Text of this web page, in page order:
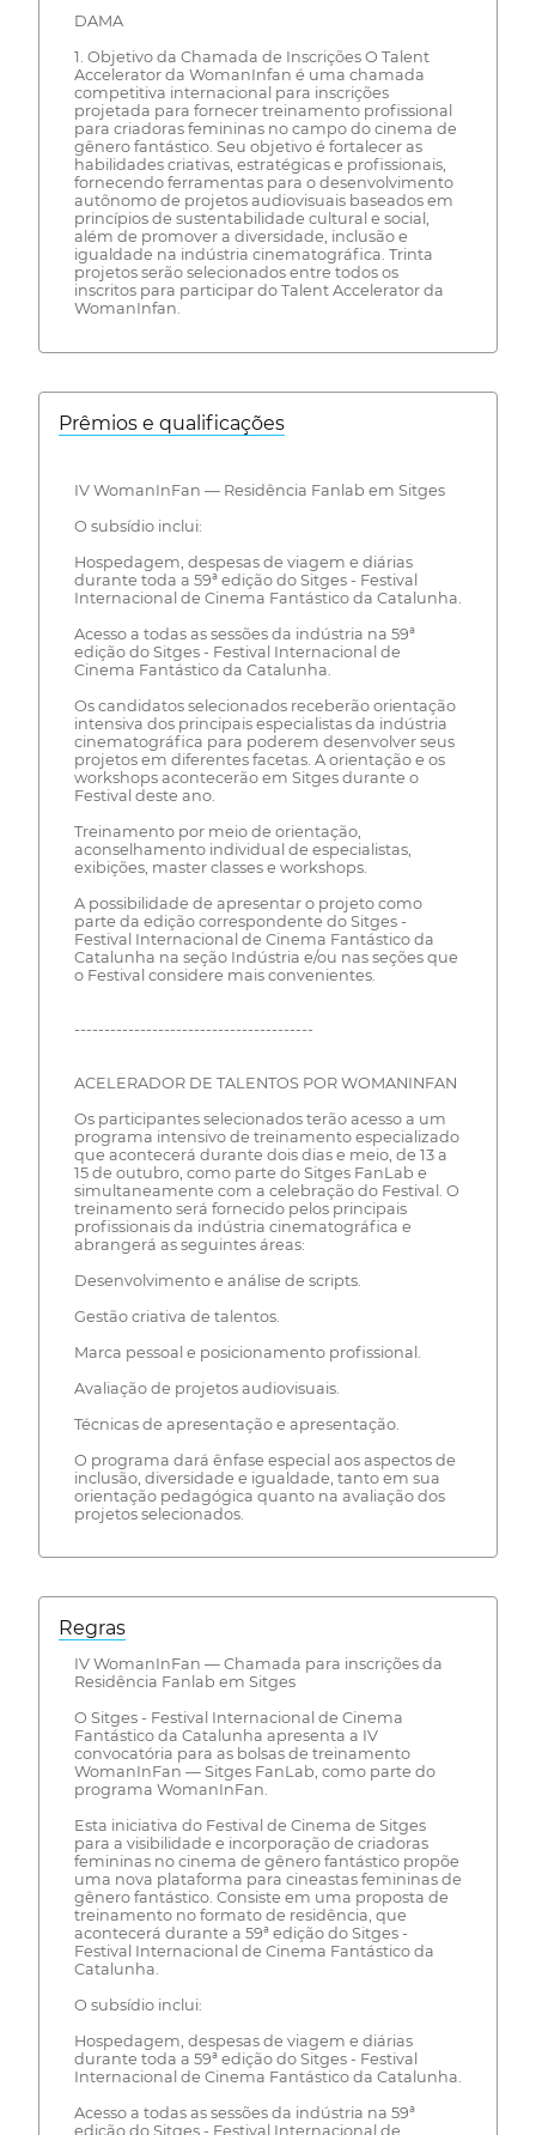
DAMA
1. Objetivo da Chamada de Inscrições O Talent
Accelerator da WomanInfan é uma chamada
competitiva internacional para inscrições
projetada para fornecer treinamento profissional
para criadoras femininas no campo do cinema de
gênero fantástico. Seu objetivo é fortalecer as
habilidades criativas, estratégicas e profissionais,
fornecendo ferramentas para o desenvolvimento
autônomo de projetos audiovisuais baseados em
princípios de sustentabilidade cultural e social,
além de promover a diversidade, inclusão e
igualdade na indústria cinematográfica. Trinta
projetos serão selecionados entre todos os
inscritos para participar do Talent Accelerator da
WomanInfan.
Prêmios e qualificações
IV WomanInFan — Residência Fanlab em Sitges
O subsídio inclui:
Hospedagem, despesas de viagem e diárias
durante toda a 59ª edição do Sitges - Festival
Internacional de Cinema Fantástico da Catalunha.
Acesso a todas as sessões da indústria na 59ª
edição do Sitges - Festival Internacional de
Cinema Fantástico da Catalunha.
Os candidatos selecionados receberão orientação
intensiva dos principais especialistas da indústria
cinematográfica para poderem desenvolver seus
projetos em diferentes facetas. A orientação e os
workshops acontecerão em Sitges durante o
Festival deste ano.
Treinamento por meio de orientação,
aconselhamento individual de especialistas,
exibições, master classes e workshops.
A possibilidade de apresentar o projeto como
parte da edição correspondente do Sitges -
Festival Internacional de Cinema Fantástico da
Catalunha na seção Indústria e/ou nas seções que
o Festival considere mais convenientes.
----------------------------------------
ACELERADOR DE TALENTOS POR WOMANINFAN
Os participantes selecionados terão acesso a um
programa intensivo de treinamento especializado
que acontecerá durante dois dias e meio, de 13 a
15 de outubro, como parte do Sitges FanLab e
simultaneamente com a celebração do Festival. O
treinamento será fornecido pelos principais
profissionais da indústria cinematográfica e
abrangerá as seguintes áreas:
Desenvolvimento e análise de scripts.
Gestão criativa de talentos.
Marca pessoal e posicionamento profissional.
Avaliação de projetos audiovisuais.
Técnicas de apresentação e apresentação.
O programa dará ênfase especial aos aspectos de
inclusão, diversidade e igualdade, tanto em sua
orientação pedagógica quanto na avaliação dos
projetos selecionados.
Regras
IV WomanInFan — Chamada para inscrições da
Residência Fanlab em Sitges
O Sitges - Festival Internacional de Cinema
Fantástico da Catalunha apresenta a IV
convocatória para as bolsas de treinamento
WomanInFan — Sitges FanLab, como parte do
programa WomanInFan.
Esta iniciativa do Festival de Cinema de Sitges
para a visibilidade e incorporação de criadoras
femininas no cinema de gênero fantástico propõe
uma nova plataforma para cineastas femininas de
gênero fantástico. Consiste em uma proposta de
treinamento no formato de residência, que
acontecerá durante a 59ª edição do Sitges -
Festival Internacional de Cinema Fantástico da
Catalunha.
O subsídio inclui:
Hospedagem, despesas de viagem e diárias
durante toda a 59ª edição do Sitges - Festival
Internacional de Cinema Fantástico da Catalunha.
Acesso a todas as sessões da indústria na 59ª
edição do Sitges - Festival Internacional de